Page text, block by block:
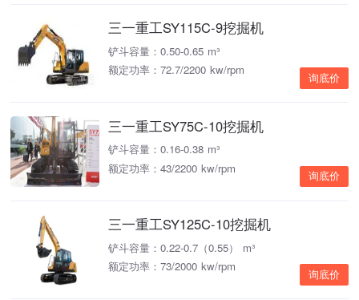
三一重工SY115C-9挖掘机
铲斗容量：0.50-0.65 m³
额定功率：72.7/2200 kw/rpm
询底价
三一重工SY75C-10挖掘机
铲斗容量：0.16-0.38 m³
额定功率：43/2200 kw/rpm
询底价
三一重工SY125C-10挖掘机
铲斗容量：0.22-0.7（0.55） m³
额定功率：73/2000 kw/rpm
询底价